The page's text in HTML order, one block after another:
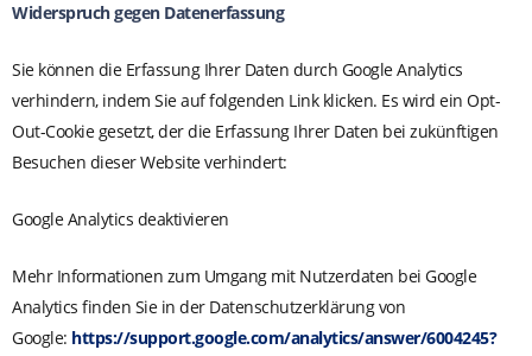
Widerspruch gegen Datenerfassung
Sie können die Erfassung Ihrer Daten durch Google Analytics
verhindern, indem Sie auf folgenden Link klicken. Es wird ein Opt-
Out-Cookie gesetzt, der die Erfassung Ihrer Daten bei zukünftigen
Besuchen dieser Website verhindert:
Google Analytics deaktivieren
Mehr Informationen zum Umgang mit Nutzerdaten bei Google
Analytics finden Sie in der Datenschutzerklärung von
Google: https://support.google.com/analytics/answer/6004245?